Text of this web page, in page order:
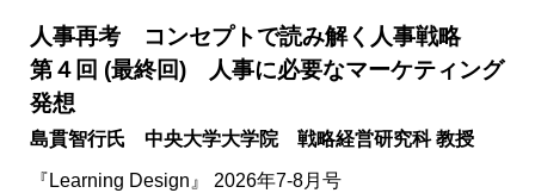
人事再考 コンセプトで読み解く人事戦略
第４回 (最終回) 人事に必要なマーケティング
発想
島貫智行氏 中央大学大学院 戦略経営研究科 教授
『Learning Design』 2026年7-8月号